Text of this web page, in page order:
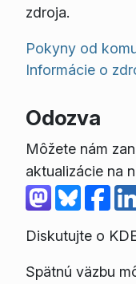
zdroja.
Pokyny od
Informácie o
Odozva
Môžete nám
aktualizácie na
Diskutujte o
Spätnú väzbu